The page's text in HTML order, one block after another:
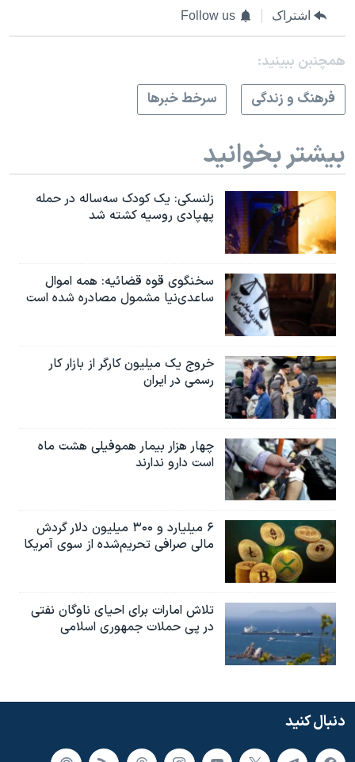
اشتراک Follow us
همچنبن ببینید:
فرهنگ و زندگی
سرخط خبرها
بیشتر بخوانید
زلنسکی: یک کودک سه‌ساله در حمله
پهپادی روسیه کشته شد
سخنگوی قوه قضائیه: همه اموال
ساعدی‌نیا مشمول مصادره شده است
خروج یک میلیون کارگر از بازار کار
رسمی در ایران
چهار هزار بیمار هموفیلی هشت ماه
است دارو ندارند
۶ میلیارد و ۳۰۰ میلیون دلار گردش
مالی صرافی تحریم‌شده از سوی آمریکا
تلاش امارات برای احیای ناوگان نفتی
در پی حملات جمهوری اسلامی
دنبال کنید